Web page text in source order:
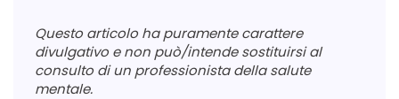
Questo articolo ha puramente carattere
divulgativo e non può/intende sostituirsi al
consulto di un professionista della salute
mentale.